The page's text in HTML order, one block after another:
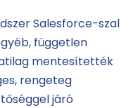
Salesforce-szal
független
mentesítették
rengeteg
járó